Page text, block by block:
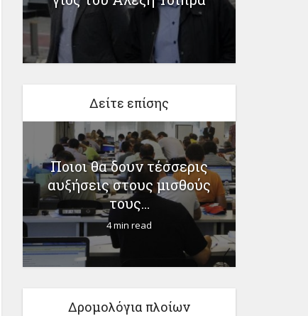
Δείτε επίσης
Ποιοι θα δουν τέσσερις
αυξήσεις στους μισθούς
τους...
4 min read
Δρομολόγια πλοίων